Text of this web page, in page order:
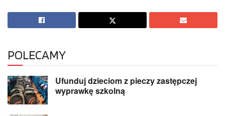
POLECAMY
Ufunduj dzieciom z pieczy zastępczej
wyprawkę szkolną